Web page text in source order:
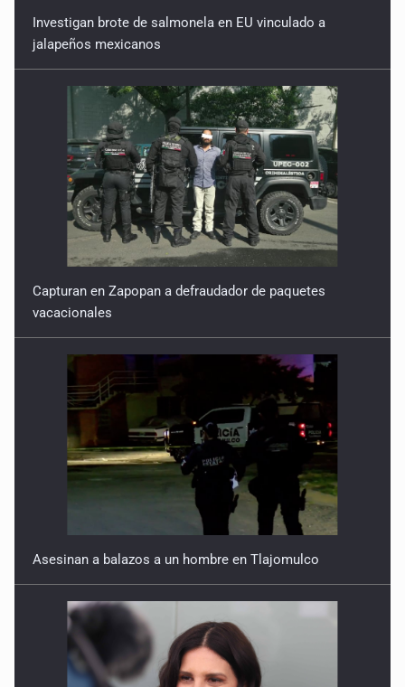
Investigan brote de salmonela en EU vinculado a
jalapeños mexicanos
Capturan en Zapopan a defraudador de paquetes
vacacionales
Asesinan a balazos a un hombre en Tlajomulco